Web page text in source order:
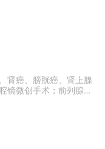
发病及疑难杂症，且疗
肾癌、膀胱癌、肾上腺
镜微创手术；前列腺增